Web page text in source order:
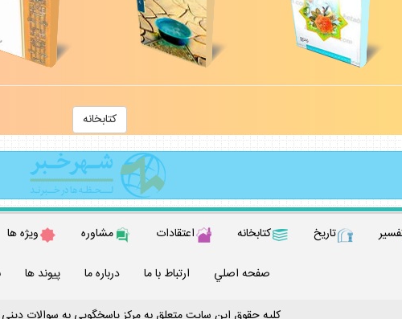
كتابخانه
تاريخ كتابخانه اعتقادات مشاوره ويژه ها
صفحه اصلي ارتباط با ما درباره ما پيوند ها